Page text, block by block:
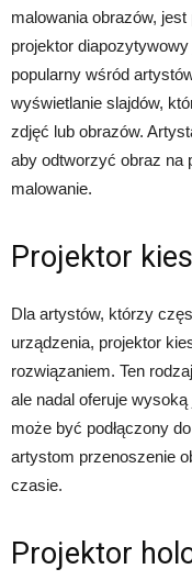
malowania obrazów,
projektor
popularny wśród
wyświetlanie slajdów,
zdjęć lub obrazów.
aby odtworzyć obraz na
malowanie.
Projektor
Dla artystów, którzy
urządzenia, projektor
rozwiązaniem. Ten
ale nadal oferuje
może być podłączony
artystom przenoszenie
czasie.
Projektor